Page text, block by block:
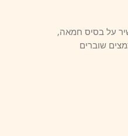
על בסיס חמאה,
שוברים